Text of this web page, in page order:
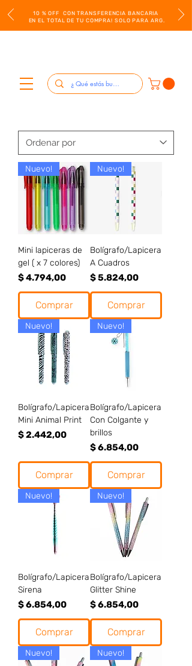
10 % OFF CON TRANSFERENCIA BANCARIA
EN EL TOTAL DE TU COMPRA! SOLO PARA ARG.
Nuevo!
Mini lapiceras de
gel ( x 7 colores)
Precio
$ 4.794,00
Comprar
Nuevo!
Bolígrafo/Lapicera
A Cuadros
Precio
$ 5.824,00
Comprar
Nuevo!
Bolígrafo/Lapicera
Mini Animal Print
Precio
$ 2.442,00
Comprar
Nuevo!
Bolígrafo/Lapicera
Con Colgante y
brillos
Precio
$ 6.854,00
Comprar
Nuevo!
Bolígrafo/Lapicera
Sirena
Precio
$ 6.854,00
Comprar
Nuevo!
Bolígrafo/Lapicera
Glitter Shine
Precio
$ 6.854,00
Comprar
Nuevo! Nuevo!